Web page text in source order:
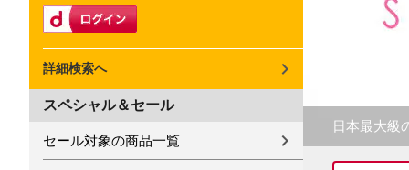
詳細検索へ
スペシャル＆セール
セール対象の商品一覧
日本最大級